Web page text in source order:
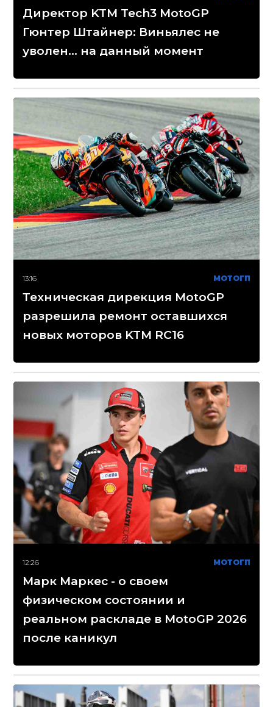
Директор KTM Tech3 MotoGP
Гюнтер Штайнер: Виньялес не
уволен... на данный момент
13:16 МОТОГП
Техническая дирекция MotoGP
разрешила ремонт оставшихся
новых моторов KTM RC16
12:26 МОТОГП
Марк Маркес - о своем
физическом состоянии и
реальном раскладе в MotoGP 2026
после каникул